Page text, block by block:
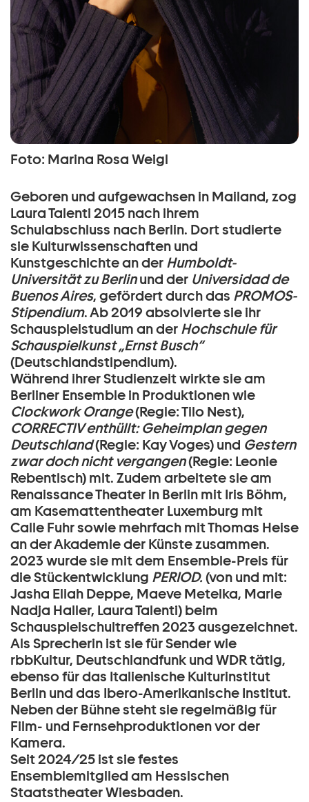
Foto: Marina Rosa Weigl
Geboren und aufgewachsen in Mailand, zog
Laura Talenti 2015 nach ihrem
Schulabschluss nach Berlin. Dort studierte
sie Kulturwissenschaften und
Kunstgeschichte an der Humboldt-
Universität zu Berlinund der Universidad de
Buenos Aires, gefördert durch das PROMOS-
Stipendium. Ab 2019 absolvierte sie ihr
Schauspielstudium an der Hochschule für
Schauspielkunst „Ernst Busch“
(Deutschlandstipendium).
Während ihrer Studienzeit wirkte sie am
Berliner Ensemble in Produktionen wie
Clockwork Orange(Regie: Tilo Nest),
CORRECTIV enthüllt: Geheimplan gegen
Deutschland(Regie: Kay Voges) und Gestern
zwar doch nicht vergangen(Regie: Leonie
Rebentisch) mit. Zudem arbeitete sie am
Renaissance Theater in Berlin mit Iris Böhm,
am Kasemattentheater Luxemburg mit
Calle Fuhr sowie mehrfach mit Thomas Heise
an der Akademie der Künste zusammen.
2023 wurde sie mit dem Ensemble-Preis für
die Stückentwicklung PERIOD.(von und mit:
Jasha Eliah Deppe, Maeve Metelka, Marie
Nadja Haller, Laura Talenti) beim
Schauspielschultreffen 2023 ausgezeichnet.
Als Sprecherin ist sie für Sender wie
rbbKultur, Deutschlandfunk und WDR tätig,
ebenso für das Italienische Kulturinstitut
Berlin und das Ibero-Amerikanische Institut.
Neben der Bühne steht sie regelmäßig für
Film- und Fernsehproduktionen vor der
Kamera.
Seit 2024/25 ist sie festes
Ensemblemitglied am Hessischen
Staatstheater Wiesbaden.